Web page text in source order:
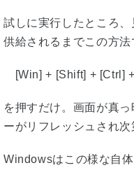
試しに実行したところ
供給されるまでこの方
[Win] + [Shift] + [Ctrl]
を押すだけ。画面が真
ーがリフレッシュされ次
Windowsはこの様な自